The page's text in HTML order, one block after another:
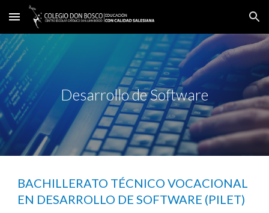
Skip to main content Skip to navigation
Desarrollo de Software
BACHILLERATO TÉCNICO VOCACIONAL
EN DESARROLLO DE SOFTWARE (PILET)